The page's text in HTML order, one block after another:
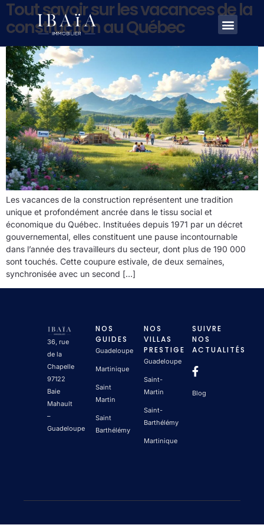
Tout savoir sur les vacances de la
construction au Québec
Les vacances de la construction représentent une tradition
unique et profondément ancrée dans le tissu social et
économique du Québec. Instituées depuis 1971 par un décret
gouvernemental, elles constituent une pause incontournable
dans l’année des travailleurs du secteur, dont plus de 190 000
sont touchés. Cette coupure estivale, de deux semaines,
synchronisée avec un second […]
36, rue
de la
Chapelle
97122
Baie
Mahault
–
Guadeloupe
NOS
GUIDES
Guadeloupe
Martinique
Saint
Martin
Saint
Barthélémy
NOS
VILLAS
PRESTIGE
Guadeloupe
Saint-
Martin
Saint-
Barthélémy
Martinique
SUIVRE
NOS
ACTUALITÉS
Blog